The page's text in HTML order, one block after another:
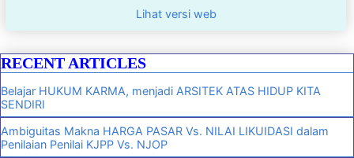
Lihat versi web
RECENT ARTICLES
Belajar HUKUM KARMA, menjadi ARSITEK ATAS HIDUP KITA
SENDIRI
Ambiguitas Makna HARGA PASAR Vs. NILAI LIKUIDASI dalam
Penilaian Penilai KJPP Vs. NJOP